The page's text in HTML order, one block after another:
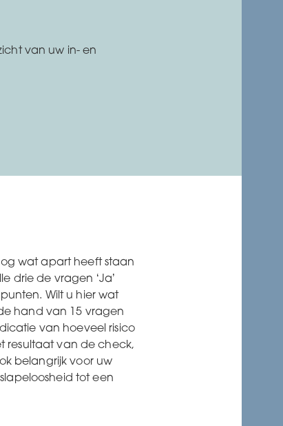
van uw in- en
wat apart heeft staan
drie de vragen ‘Ja’
Wilt u hier wat
hand van 15 vragen
van hoeveel risico
resultaat van de check,
belangrijk voor uw
tot een